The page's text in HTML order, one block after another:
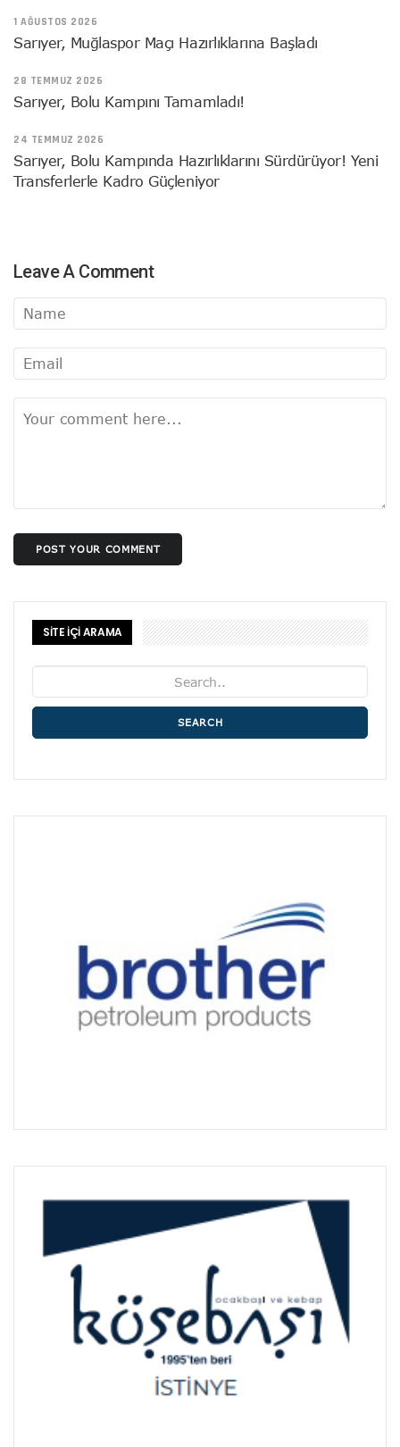
1 AĞUSTOS 2026
Sarıyer, Muğlaspor Maçı Hazırlıklarına Başladı
28 TEMMUZ 2026
Sarıyer, Bolu Kampını Tamamladı!
24 TEMMUZ 2026
Sarıyer, Bolu Kampında Hazırlıklarını Sürdürüyor! Yeni
Transferlerle Kadro Güçleniyor
Leave A Comment
POST YOUR COMMENT
SİTE İÇİ ARAMA
SEARCH